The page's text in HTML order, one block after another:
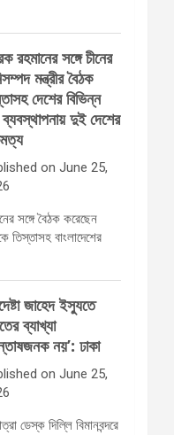
রহমানের সঙ্গে চীনের
মন্ত্রীর বৈঠক
দেশের বিভিন্ন
ব্যবস্থাপনায় দুই দেশের
on June 25,
সঙ্গে বৈঠক করেছেন
তিস্তাসহ বাংলাদেশের
জাহেদ ইস্যুতে
ব্যাখ্যা
নয়’: ঢাকা
on June 25,
ডেস্ক দিল্লি বিমানবন্দরে